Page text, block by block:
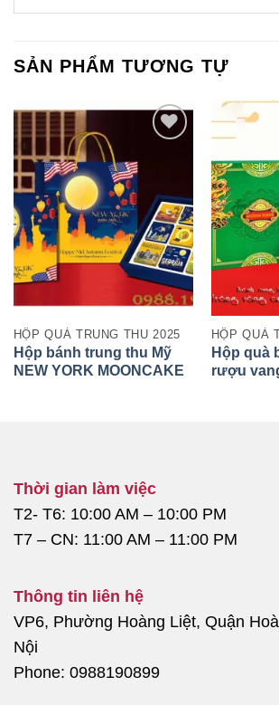
SẢN PHẨM TƯƠNG TỰ
HỘP QUÀ TRUNG THU 2025
Hộp bánh trung thu Mỹ
NEW YORK MOONCAKE
HỘP QUÀ
Hộp quà
rượu
Thời gian làm việc
T2- T6: 10:00 AM – 10:00 PM
T7 – CN: 11:00 AM – 11:00 PM
Thông tin liên hệ
VP6, Phường Hoàng Liệt, Quận
Nội
Phone: 0988190899